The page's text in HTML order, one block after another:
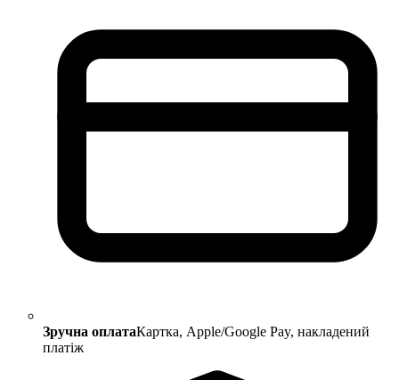
Зручна оплатаКартка, Apple/Google Pay, накладений
платіж